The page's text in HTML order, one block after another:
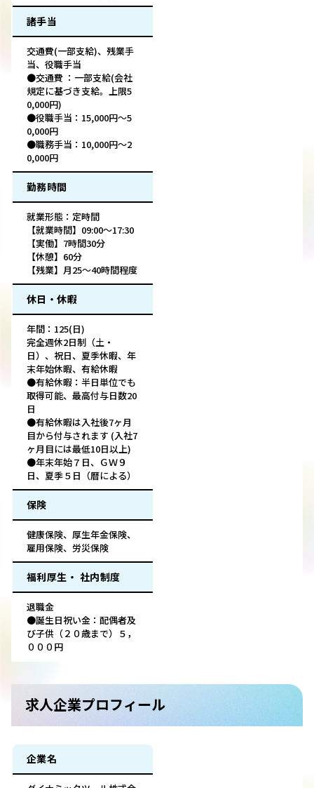
諸手当
交通費(一部支給)、残業手
当、役職手当
●交通費 ：一部支給(会社
規定に基づき支給。上限5
0,000円)
●役職手当：15,000円～5
0,000円
●職務手当：10,000円～2
0,000円
勤務時間
就業形態：定時間
【就業時間】09:00～17:30
【実働】7時間30分
【休憩】60分
【残業】月25～40時間程度
休日・休暇
年間：125(日)
完全週休2日制（土・
日）、祝日、夏季休暇、年
末年始休暇、有給休暇
●有給休暇：半日単位でも
取得可能、最高付与日数20
日
●有給休暇は入社後7ヶ月
目から付与されます (入社7
ヶ月目には最低10日以上)
●年末年始７日、ＧＷ９
日、夏季５日（暦による）
保険
健康保険、厚生年金保険、
雇用保険、労災保険
福利厚生・ 社内制度
退職金
●誕生日祝い金：配偶者及
び子供（２０歳まで）５，
０００円
求人企業プロフィール
企業名